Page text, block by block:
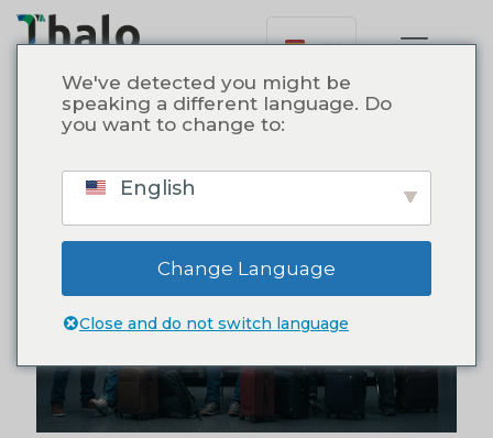
Todo Travel
0
We've detected you might be
speaking a different language. Do
you want to change to:
English
Change Language
Close and do not switch language